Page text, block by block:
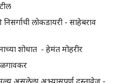
लोकडायरी - साहेबराव
शोधात - हेमंत मोहरीर